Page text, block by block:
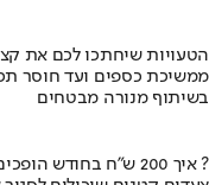
הטעויות שיחתכו לכם את
ממשיכת כספים ועד חוסר
בשיתוף מנורה מבטחים
איך 200 ש"ח בחודש הופכים ל140 אלף ?